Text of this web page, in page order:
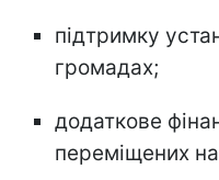
підтримку
громадах;
додаткове
переміщених